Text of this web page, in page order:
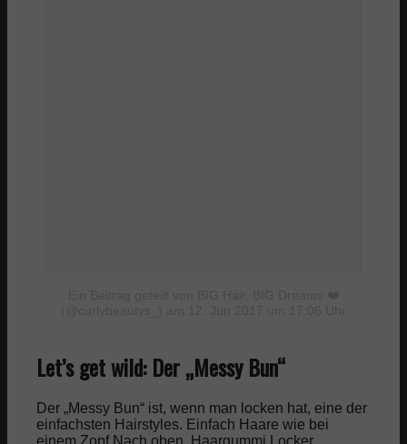
Let’s get wild: Der „Messy Bun“
Der „Messy Bun“ ist, wenn man locken hat, eine der
einfachsten Hairstyles. Einfach Haare wie bei